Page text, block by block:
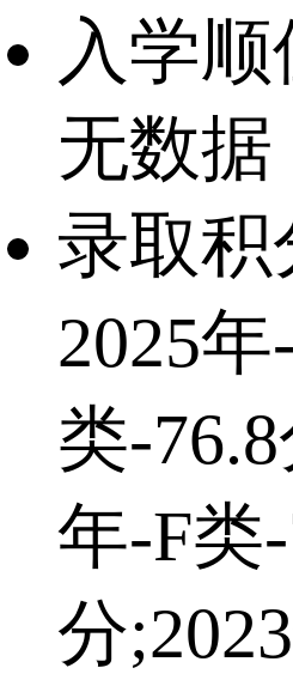
入学顺
无数据
录取积
2025年
类-
年-F类
分